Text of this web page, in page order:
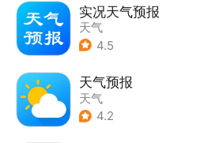
实况天气预报
天气
4.5
天气预报
天气
4.2